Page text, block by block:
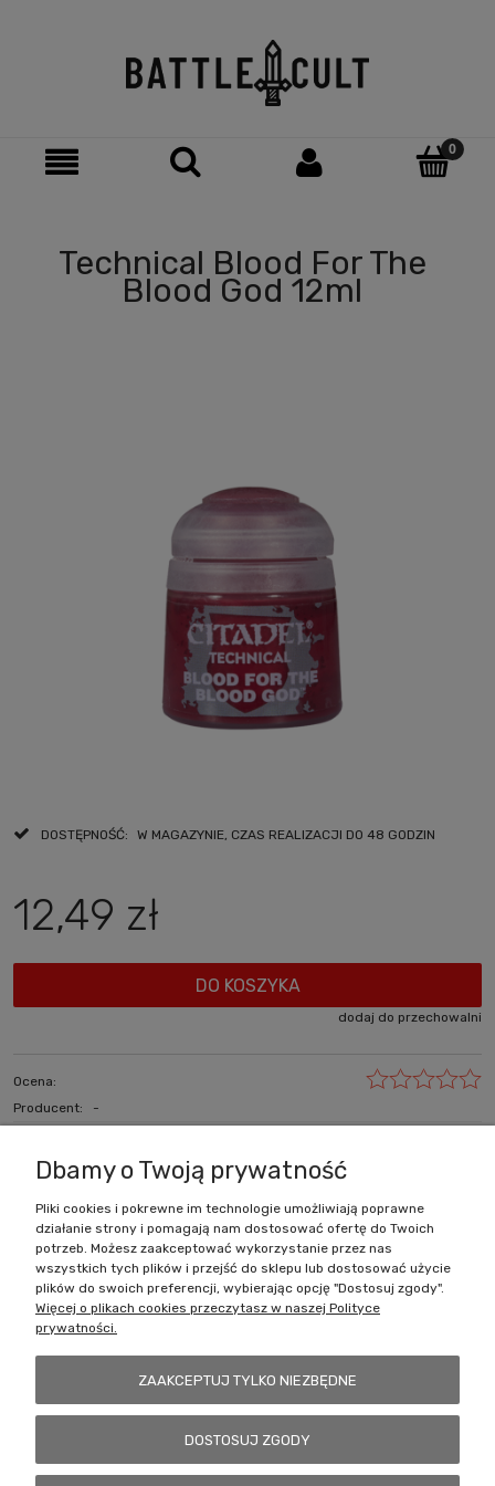
Technical Blood For The
Blood God 12ml
DOSTĘPNOŚĆ: W MAGAZYNIE, CZAS REALIZACJI DO 48 GODZIN
12,49 zł
DO KOSZYKA
dodaj do przechowalni
Ocena:
Producent:
-
Zakupy
Pomoc
Dbamy o Twoją prywatność
Pliki cookies i pokrewne im technologie umożliwiają poprawne
działanie strony i pomagają nam dostosować ofertę do Twoich
potrzeb. Możesz zaakceptować wykorzystanie przez nas
wszystkich tych plików i przejść do sklepu lub dostosować użycie
plików do swoich preferencji, wybierając opcję "Dostosuj zgody".
Więcej o plikach cookies przeczytasz w naszej Polityce
prywatności.
ZAAKCEPTUJ TYLKO NIEZBĘDNE
DOSTOSUJ ZGODY